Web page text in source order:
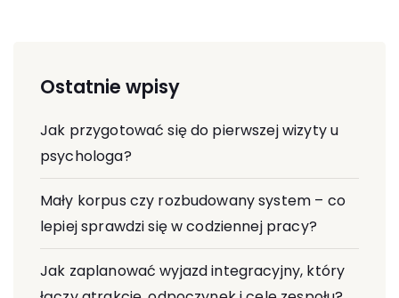
Ostatnie wpisy
Jak przygotować się do pierwszej wizyty u
psychologa?
Mały korpus czy rozbudowany system – co
lepiej sprawdzi się w codziennej pracy?
Jak zaplanować wyjazd integracyjny, który